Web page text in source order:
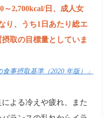
～2,700kcal/日、成人女
り、うち1日あたり総エ
取の目標量としていま
事摂取基準（2020 年版）」
よる冷えや疲れ、また